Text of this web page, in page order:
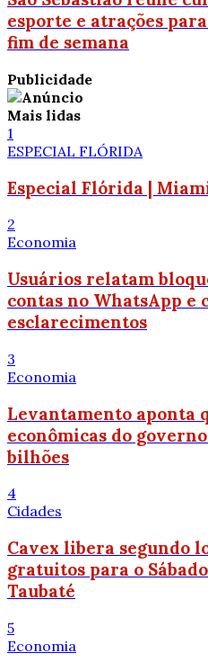
esporte e atrações
fim de semana
Publicidade
Mais lidas
1
ESPECIAL FLÓRIDA
Especial Flórida |
2
Economia
Usuários relatam
contas no WhatsApp e
esclarecimentos
3
Economia
Levantamento aponta
econômicas do
bilhões
4
Cidades
Cavex libera segundo
gratuitos para o
Taubaté
5
Economia